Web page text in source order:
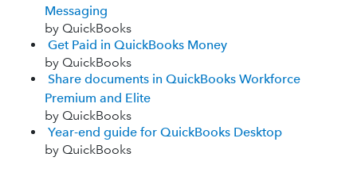
Messaging
by QuickBooks
Get Paid in QuickBooks Money
by QuickBooks
Share documents in QuickBooks Workforce
Premium and Elite
by QuickBooks
Year-end guide for QuickBooks Desktop
by QuickBooks